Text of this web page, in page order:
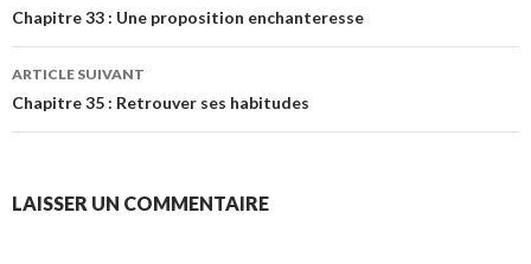
des
articles
Chapitre 33 : Une proposition enchanteresse
ARTICLE SUIVANT
Chapitre 35 : Retrouver ses habitudes
LAISSER UN COMMENTAIRE